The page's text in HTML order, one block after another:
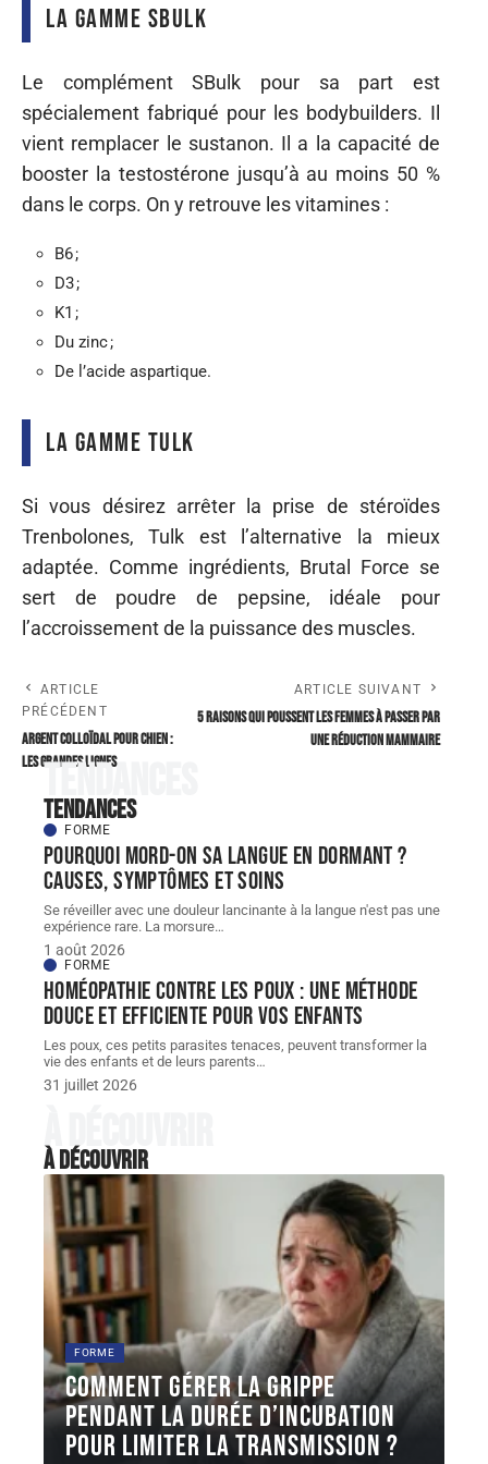
La gamme SBulK
Le complément SBulk pour sa part est
spécialement fabriqué pour les bodybuilders. Il
vient remplacer le sustanon. Il a la capacité de
booster la testostérone jusqu’à au moins 50 %
dans le corps. On y retrouve les vitamines :
B6 ;
D3 ;
K1 ;
Du zinc ;
De l’acide aspartique.
La gamme Tulk
Si vous désirez arrêter la prise de stéroïdes
Trenbolones, Tulk est l’alternative la mieux
adaptée. Comme ingrédients, Brutal Force se
sert de poudre de pepsine, idéale pour
l’accroissement de la puissance des muscles.
ARTICLE
PRÉCÉDENT
Argent colloïdal pour chien :
Les grandes lignes
ARTICLE SUIVANT
5 raisons qui poussent les femmes à passer par
une réduction mammaire
Tendances
Tendances
FORME
Pourquoi mord-on sa langue en dormant ?
Causes, symptômes et soins
Se réveiller avec une douleur lancinante à la langue n'est pas une
expérience rare. La morsure…
1 août 2026
FORME
Homéopathie contre les poux : une méthode
douce et efficiente pour vos enfants
Les poux, ces petits parasites tenaces, peuvent transformer la
vie des enfants et de leurs parents…
31 juillet 2026
À découvrir
À découvrir
FORME
Comment gérer la grippe
pendant la durée d’incubation
pour limiter la transmission ?